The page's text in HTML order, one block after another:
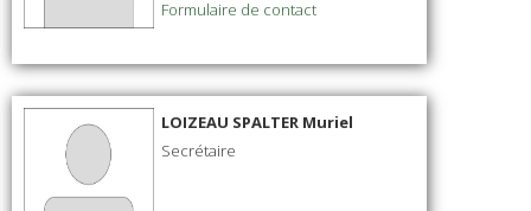
Formulaire de contact
LOIZEAU SPALTER Muriel
Secrétaire